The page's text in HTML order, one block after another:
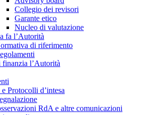
Collegio dei revisori
Garante etico
Nucleo di valutazione
fa l’Autorità
di riferimento
finanzia l’Autorità
Protocolli d’intesa
RdA e altre comunicazioni